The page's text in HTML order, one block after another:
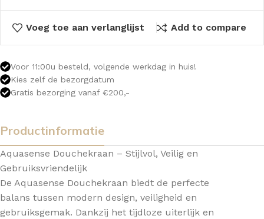
Voeg toe aan verlanglijst Add to compare
Voor 11:00u besteld, volgende werkdag in huis!
Kies zelf de bezorgdatum
Gratis bezorging vanaf €200,-
Productinformatie
Aquasense Douchekraan – Stijlvol, Veilig en
Gebruiksvriendelijk
De Aquasense Douchekraan biedt de perfecte
balans tussen modern design, veiligheid en
gebruiksgemak. Dankzij het tijdloze uiterlijk en